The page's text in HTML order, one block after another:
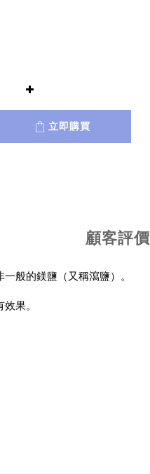
立即購買
顧客評價
般的鎂鹽（又稱瀉鹽）。
果。